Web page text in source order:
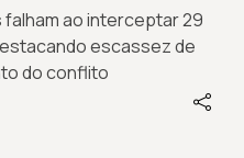
ao interceptar 29
escassez de
do conflito